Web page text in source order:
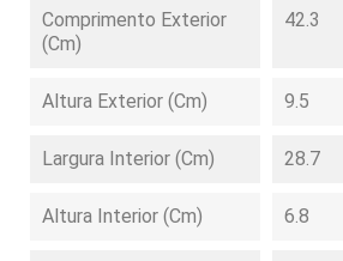
Comprimento Exterior
(cm)
42.3
Altura Exterior (cm) 9.5
Largura Interior (cm) 28.7
Altura Interior (cm) 6.8